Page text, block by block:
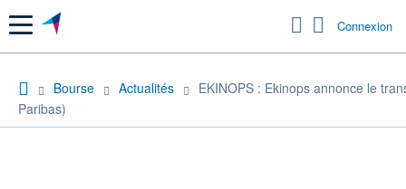
Menu Connexion
Bourse Actualités
EKINOPS : Ekinops annonce le
Paribas)